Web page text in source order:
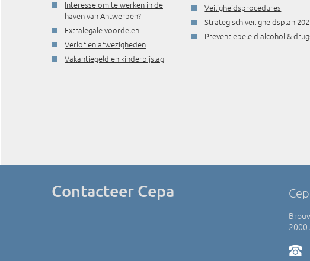
Interesse om te werken in de
haven van Antwerpen?
Extralegale voordelen
Verlof en afwezigheden
Vakantiegeld en kinderbijslag
Veiligheidsprocedures
Strategisch veiligheidsplan
Preventiebeleid alcohol &
Contacteer Cepa
2000